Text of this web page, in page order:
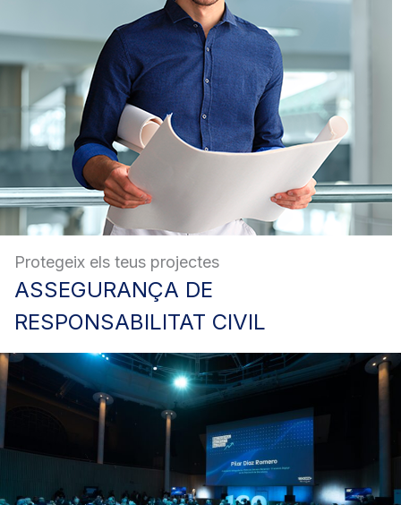
Protegeix els teus projectes
ASSEGURANÇA DE
RESPONSABILITAT CIVIL